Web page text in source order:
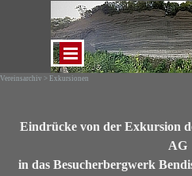
Direkt zum Seiteninhalt
Menü überspringen
Vereinsarchiv > Exkursionen
Eindrücke von der Exkursion
AG
in das Besucherbergwerk